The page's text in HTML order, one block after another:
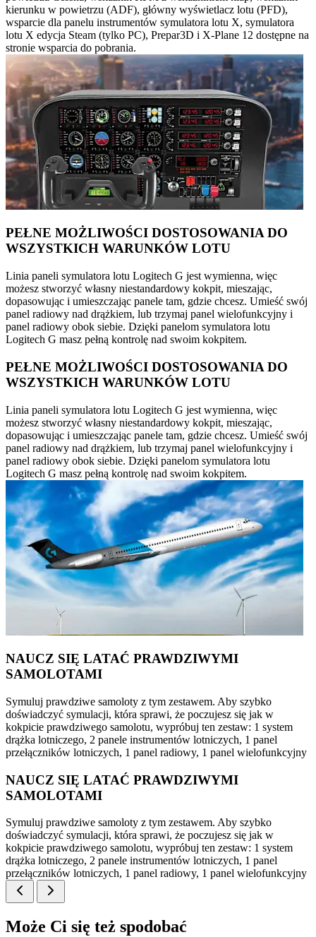
kierunku w powietrzu (ADF), główny wyświetlacz lotu (PFD),
wsparcie dla panelu instrumentów symulatora lotu X, symulatora
lotu X edycja Steam (tylko PC), Prepar3D i X-Plane 12 dostępne na
stronie wsparcia do pobrania.
PEŁNE MOŻLIWOŚCI DOSTOSOWANIA DO
WSZYSTKICH WARUNKÓW LOTU
Linia paneli symulatora lotu Logitech G jest wymienna, więc
możesz stworzyć własny niestandardowy kokpit, mieszając,
dopasowując i umieszczając panele tam, gdzie chcesz. Umieść swój
panel radiowy nad drążkiem, lub trzymaj panel wielofunkcyjny i
panel radiowy obok siebie. Dzięki panelom symulatora lotu
Logitech G masz pełną kontrolę nad swoim kokpitem.
PEŁNE MOŻLIWOŚCI DOSTOSOWANIA DO
WSZYSTKICH WARUNKÓW LOTU
Linia paneli symulatora lotu Logitech G jest wymienna, więc
możesz stworzyć własny niestandardowy kokpit, mieszając,
dopasowując i umieszczając panele tam, gdzie chcesz. Umieść swój
panel radiowy nad drążkiem, lub trzymaj panel wielofunkcyjny i
panel radiowy obok siebie. Dzięki panelom symulatora lotu
Logitech G masz pełną kontrolę nad swoim kokpitem.
NAUCZ SIĘ LATAĆ PRAWDZIWYMI
SAMOLOTAMI
Symuluj prawdziwe samoloty z tym zestawem. Aby szybko
doświadczyć symulacji, która sprawi, że poczujesz się jak w
kokpicie prawdziwego samolotu, wypróbuj ten zestaw: 1 system
drążka lotniczego, 2 panele instrumentów lotniczych, 1 panel
przełączników lotniczych, 1 panel radiowy, 1 panel wielofunkcyjny
NAUCZ SIĘ LATAĆ PRAWDZIWYMI
SAMOLOTAMI
Symuluj prawdziwe samoloty z tym zestawem. Aby szybko
doświadczyć symulacji, która sprawi, że poczujesz się jak w
kokpicie prawdziwego samolotu, wypróbuj ten zestaw: 1 system
drążka lotniczego, 2 panele instrumentów lotniczych, 1 panel
przełączników lotniczych, 1 panel radiowy, 1 panel wielofunkcyjny
Może Ci się też spodobać